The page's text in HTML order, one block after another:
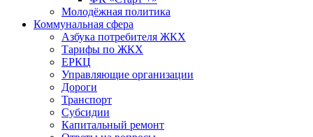
Молодёжная политика
Коммунальная сфера
Азбука потребителя ЖКХ
Тарифы по ЖКХ
ЕРКЦ
Управляющие организации
Дороги
Транспорт
Субсидии
Капитальный ремонт